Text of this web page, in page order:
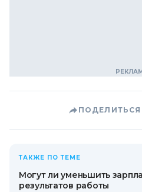
ТАКЖЕ ПО ТЕМЕ
Могут ли уменьшить
результатов работы